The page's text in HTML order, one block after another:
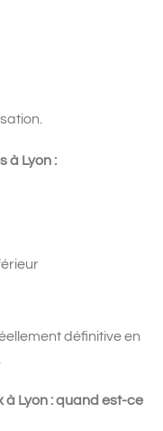
à Lyon :
définitive en
à Lyon : quand est-ce